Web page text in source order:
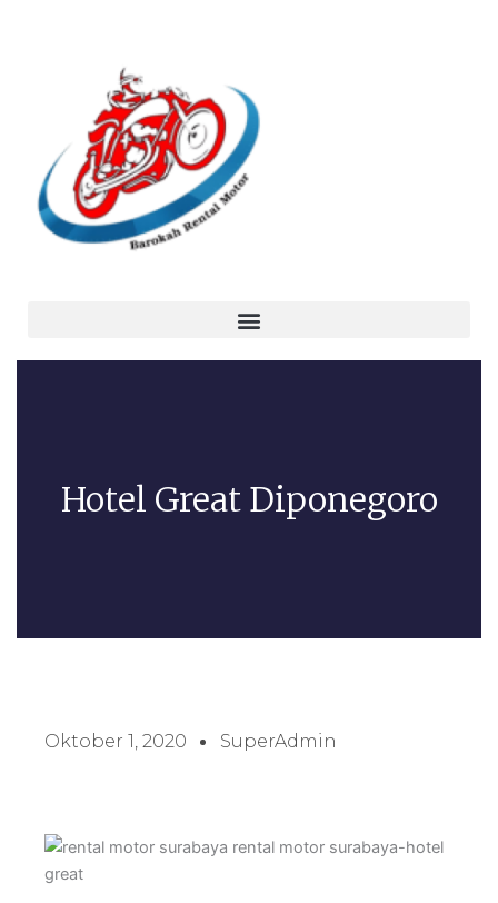
Hotel Great Diponegoro
Oktober 1, 2020 SuperAdmin